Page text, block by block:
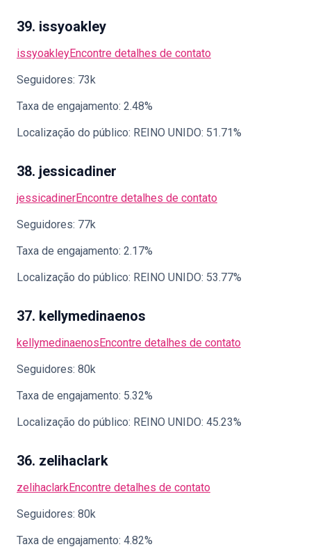
39. issyoakley
issyoakleyEncontre detalhes de contato
Seguidores: 73k
Taxa de engajamento: 2.48%
Localização do público: REINO UNIDO: 51.71%
38. jessicadiner
jessicadinerEncontre detalhes de contato
Seguidores: 77k
Taxa de engajamento: 2.17%
Localização do público: REINO UNIDO: 53.77%
37. kellymedinaenos
kellymedinaenosEncontre detalhes de contato
Seguidores: 80k
Taxa de engajamento: 5.32%
Localização do público: REINO UNIDO: 45.23%
36. zelihaclark
zelihaclarkEncontre detalhes de contato
Seguidores: 80k
Taxa de engajamento: 4.82%